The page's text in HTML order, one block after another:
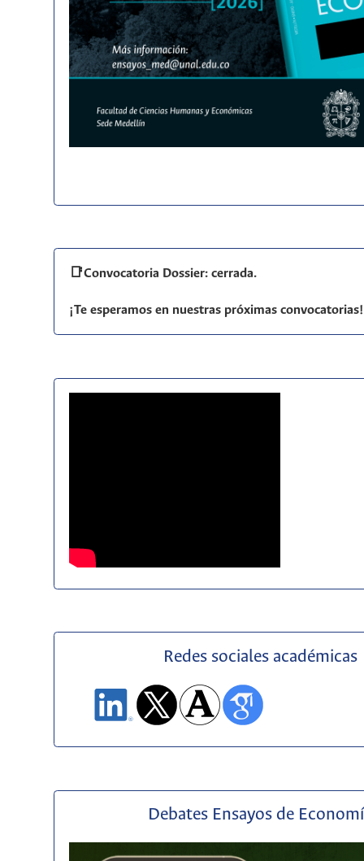
📑Convocatoria Dossier: cerrada.
¡Te esperamos en nuestras próximas
Redes sociales académicas
Debates Ensayos de